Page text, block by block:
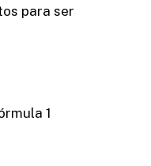
para ser
1